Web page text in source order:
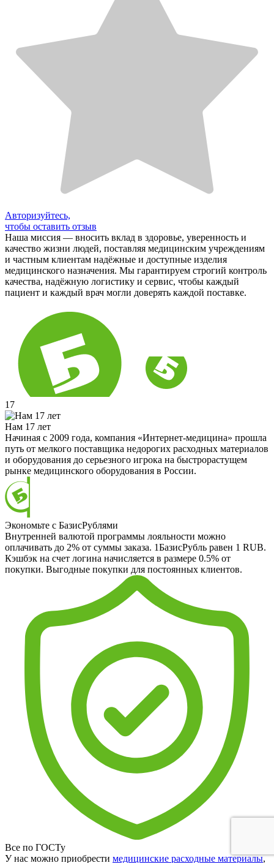
Авторизуйтесь,
чтобы оставить отзыв
Наша миссия — вносить вклад в здоровье, уверенность и
качество жизни людей, поставляя медицинским учреждениям
и частным клиентам надёжные и доступные изделия
медицинского назначения. Мы гарантируем строгий контроль
качества, надёжную логистику и сервис, чтобы каждый
пациент и каждый врач могли доверять каждой поставке.
17
Нам 17 лет
Начиная с 2009 года, компания «Интернет-медицина» прошла
путь от мелкого поставщика недорогих расходных материалов
и оборудования до серьезного игрока на быстрорастущем
рынке медицинского оборудования в России.
Экономьте с БазисРублями
Внутренней валютой программы лояльности можно
оплачивать до 2% от суммы заказа. 1БазисРубль равен 1 RUB.
Кэшбэк на счет логина начисляется в размере 0.5% от
покупки. Выгодные покупки для постоянных клиентов.
Все по ГОСТу
У нас можно приобрести медицинские расходные материалы,